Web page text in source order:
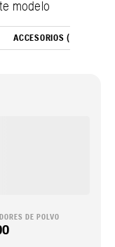
modelo
ACCESORIOS (6)
DE POLVO